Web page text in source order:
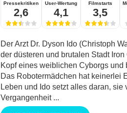
Pressekritiken
2,6
User-Wertung
4,1
Filmstarts
3,5
Der Arzt Dr. Dyson Ido (Christoph
der düsteren und brutalen Stadt
Kopf eines weiblichen Cyborgs und
Das Robotermädchen hat keinerlei
Leben und Ido setzt alles daran,
Vergangenheit ...